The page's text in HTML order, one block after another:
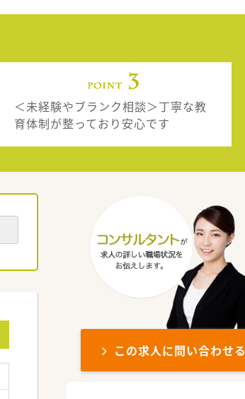
＜未経験やブランク相談＞丁寧な教
育体制が整っており安心です
この求人に問い合わせる